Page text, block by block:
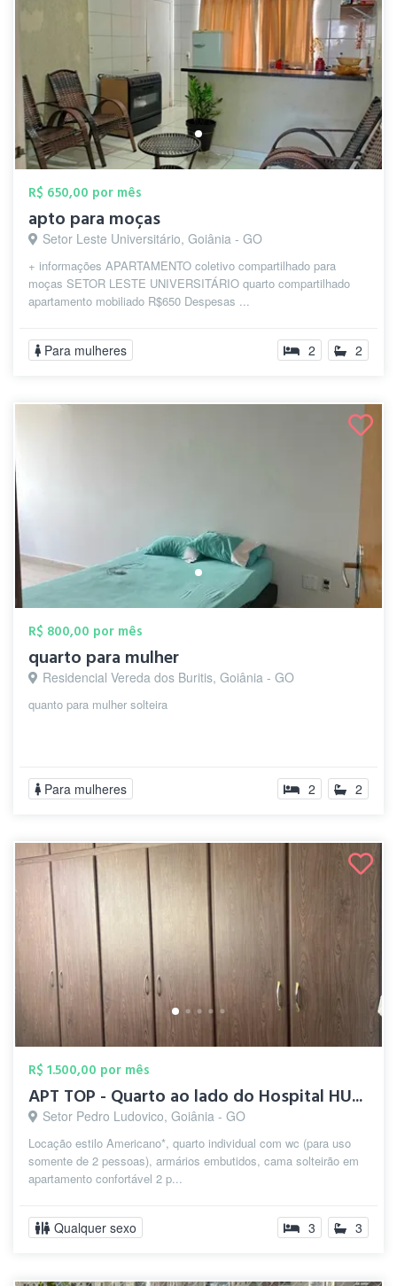
R$ 650,00 por mês
apto para moças
Setor Leste Universitário, Goiânia - GO
+ informações APARTAMENTO coletivo compartilhado para
moças SETOR LESTE UNIVERSITÁRIO quarto compartilhado
apartamento mobiliado R$650 Despesas ...
Para mulheres 2 2
R$ 800,00 por mês
quarto para mulher
Residencial Vereda dos Buritis, Goiânia - GO
quanto para mulher solteira
Para mulheres 2 2
R$ 1.500,00 por mês
APT TOP - Quarto ao lado do Hospital HU...
Setor Pedro Ludovico, Goiânia - GO
Locação estilo Americano*, quarto individual com wc (para uso
somente de 2 pessoas), armários embutidos, cama solteirão em
apartamento confortável 2 p...
Qualquer sexo 3 3